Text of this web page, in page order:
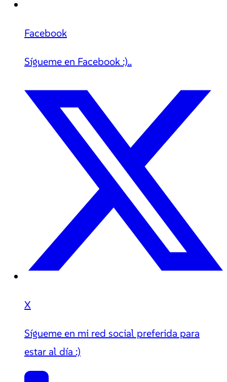
Facebook
Sígueme en Facebook :)..
X
Sígueme en mi red social preferida para
estar al día :)